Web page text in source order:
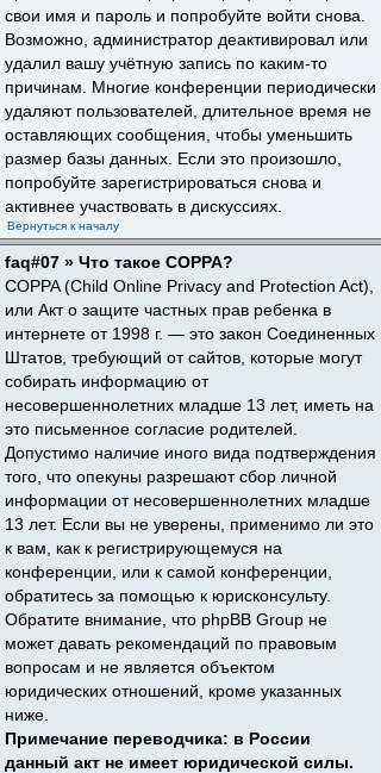
свои имя и пароль и попробуйте войти снова.
Возможно, администратор деактивировал или
удалил вашу учётную запись по каким-то
причинам. Многие конференции периодически
удаляют пользователей, длительное время не
оставляющих сообщения, чтобы уменьшить
размер базы данных. Если это произошло,
попробуйте зарегистрироваться снова и
активнее участвовать в дискуссиях.
Вернуться к началу
faq#07 » Что такое COPPA?
COPPA (Child Online Privacy and Protection Act),
или Акт о защите частных прав ребенка в
интернете от 1998 г. — это закон Соединенных
Штатов, требующий от сайтов, которые могут
собирать информацию от
несовершеннолетних младше 13 лет, иметь на
это письменное согласие родителей.
Допустимо наличие иного вида подтверждения
того, что опекуны разрешают сбор личной
информации от несовершеннолетних младше
13 лет. Если вы не уверены, применимо ли это
к вам, как к регистрирующемуся на
конференции, или к самой конференции,
обратитесь за помощью к юрисконсульту.
Обратите внимание, что phpBB Group не
может давать рекомендаций по правовым
вопросам и не является объектом
юридических отношений, кроме указанных
ниже.
Примечание переводчика: в России
данный акт не имеет юридической силы.